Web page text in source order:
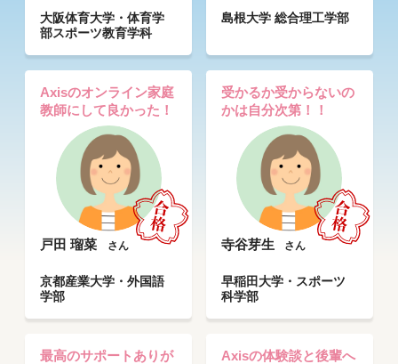
大阪体育大学・体育学
部スポーツ教育学科
島根大学 総合理工学部
Axisのオンライン家庭
教師にして良かった！
戸田 瑠菜 さん
京都産業大学・外国語
学部
受かるか受からないの
かは自分次第！！
寺谷芽生 さん
早稲田大学・スポーツ
科学部
最高のサポートありが
Axisの体験談と後輩へ